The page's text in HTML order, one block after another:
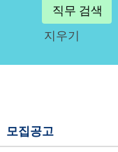
지우기
모집공고